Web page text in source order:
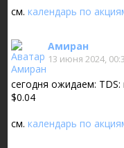
см.календарь по
Амиран
13 июня 2024,
сегодня ожидаем:
$0.04
см.календарь по